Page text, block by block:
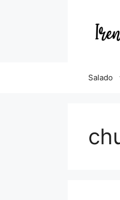
Salado